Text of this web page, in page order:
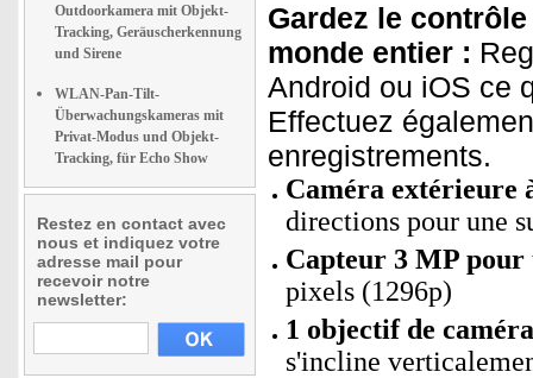
Outdoorkamera mit Objekt-
Tracking, Geräuscherkennung
und Sirene
WLAN-Pan-Tilt-
Überwachungskameras mit
Privat-Modus und Objekt-
Tracking, für Echo Show
Restez en contact avec
nous et indiquez votre
adresse mail pour
recevoir notre
newsletter:
Gardez le
monde entier :
Android ou iOS ce
Effectuez
enregistrements.
Caméra extérieure
directions pour une
Capteur 3 MP pour
pixels (1296p)
1 objectif de
s'incline